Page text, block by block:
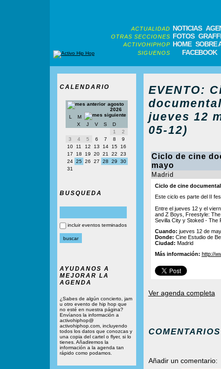
ACTUALIDAD NOTICIAS
OTRAS SECCIONES FOTOS
ACTIVOHIPHOP HOME SOBRE
SIGUENOS FACEBOOK
CALENDARIO
agosto
2026
L
M
X
J V S
D
1
2
3
4 5 6 7 8
9
10
11 12 13 14 15
16
17
18 19 20 21 22
23
24 25 26 27 28 29
30
31
BUSQUEDA
incluir eventos terminados
AYUDANOS A
MEJORAR LA
AGENDA
¿Sabes de algún concierto, jam
u otro evento de hip hop que
no esté en nuestra página?
Envíanos la información a
activohiphop@
activohiphop.com, incluyendo
todos los datos que conozcas y
una copia del cartel o flyer, si lo
tienes. Añadiremos la
información a la agenda tan
rápido como podamos.
EVENTO:
jueves 12
05-12)
Ciclo de cine
mayo
Madrid
Ciclo de cine
Este ciclo es parte del II
Entre el jueves 12 y el
and Z Boys, Freestyle:
Sevilla City y Stoked - The
Cuando: jueves 12 de
Donde: Cine Estudio de
Ciudad: Madrid
Más información: http://
Ver agenda completa
COMENTARIOS
Añadir un comentario: